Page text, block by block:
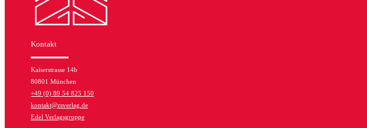
Kontakt
Kaiserstrasse 14b
80801 München
+49 (0) 89 54 825 150
kontakt@zsverlag.de
Edel Verlagsgruppe